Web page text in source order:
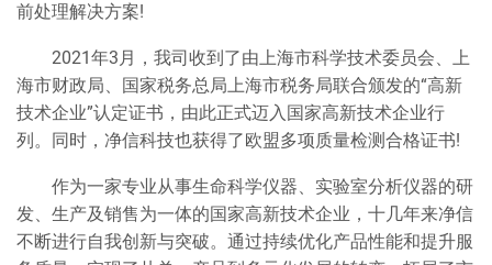
前处理解决方案!
2021年3月，我司收到了由上海市科学技术委员会、上
海市财政局、国家税务总局上海市税务局联合颁发的“高新
技术企业”认定证书，由此正式迈入国家高新技术企业行
列。同时，净信科技也获得了欧盟多项质量检测合格证书!
作为一家专业从事生命科学仪器、实验室分析仪器的研
发、生产及销售为一体的国家高新技术企业，十几年来净信
不断进行自我创新与突破。通过持续优化产品性能和提升服